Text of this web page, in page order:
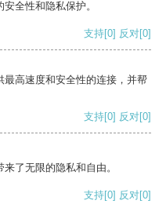
全性和隐私保护。
支持[0] 反对[0]
高速度和安全性的连接，并帮
支持[0] 反对[0]
了无限的隐私和自由。
支持[0] 反对[0]